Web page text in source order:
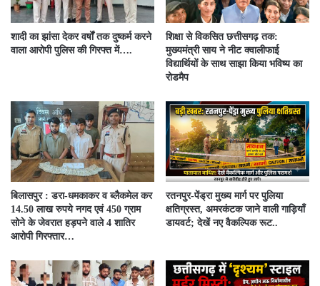
शादी का झांसा देकर वर्षों तक दुष्कर्म करने
वाला आरोपी पुलिस की गिरफ्त में….
शिक्षा से विकसित छत्तीसगढ़ तक:
मुख्यमंत्री साय ने नीट क्वालीफाई
विद्यार्थियों के साथ साझा किया भविष्य का
रोडमैप
बिलासपुर : डरा-धमकाकर व ब्लैकमेल कर
14.50 लाख रुपये नगद एवं 450 ग्राम
सोने के जेवरात हड़पने वाले 4 शातिर
आरोपी गिरफ्तार…
रतनपुर-पेंड्रा मुख्य मार्ग पर पुलिया
क्षतिग्रस्त, अमरकंटक जाने वाली गाड़ियाँ
डायवर्ट; देखें नए वैकल्पिक रूट..